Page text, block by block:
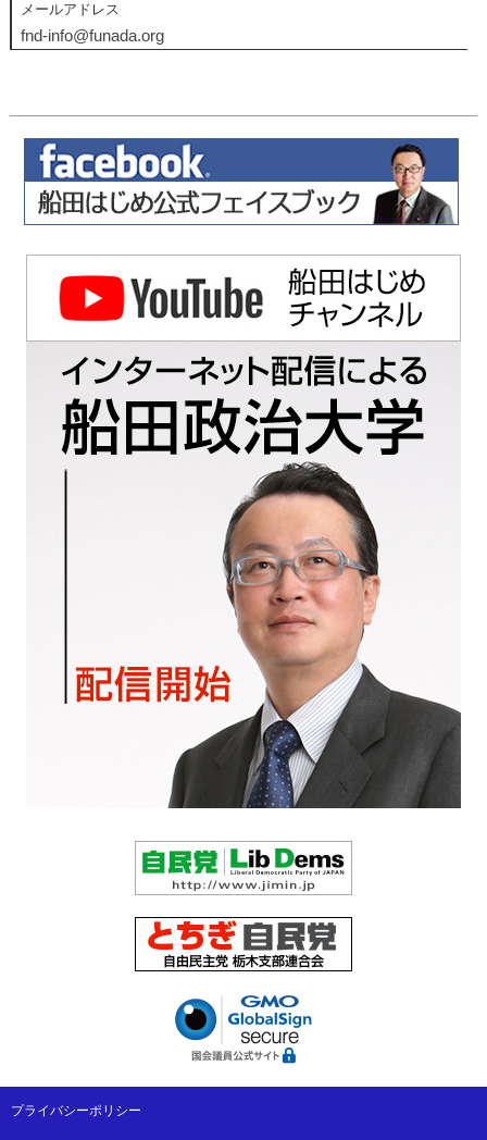
メールアドレス
fnd-info@funada.org
プライバシーポリシー